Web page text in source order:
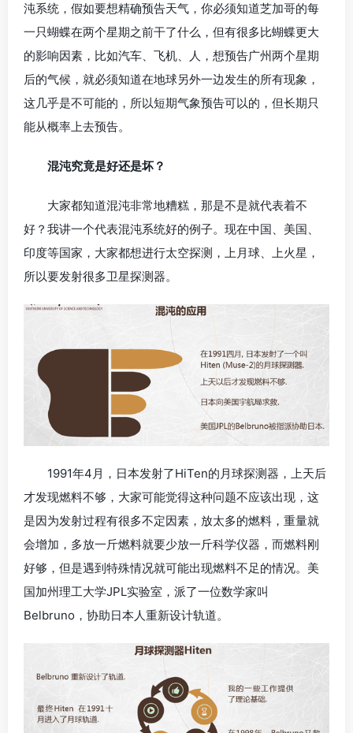
沌系统，假如要想精确预告天气，你必须知道芝加哥的每
一只蝴蝶在两个星期之前干了什么，但有很多比蝴蝶更大
的影响因素，比如汽车、飞机、人，想预告广州两个星期
后的气候，就必须知道在地球另外一边发生的所有现象，
这几乎是不可能的，所以短期气象预告可以的，但长期只
能从概率上去预告。
混沌究竟是好还是坏？
大家都知道混沌非常地糟糕，那是不是就代表着不
好？我讲一个代表混沌系统好的例子。现在中国、美国、
印度等国家，大家都想进行太空探测，上月球、上火星，
所以要发射很多卫星探测器。
1991年4月，日本发射了HiTen的月球探测器，上天后
才发现燃料不够，大家可能觉得这种问题不应该出现，这
是因为发射过程有很多不定因素，放太多的燃料，重量就
会增加，多放一斤燃料就要少放一斤科学仪器，而燃料刚
好够，但是遇到特殊情况就可能出现燃料不足的情况。美
国加州理工大学JPL实验室，派了一位数学家叫
Belbruno，协助日本人重新设计轨道。